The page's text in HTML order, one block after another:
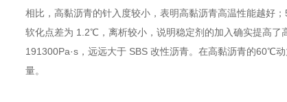
相比，高黏沥青的针入度较小，表明高黏沥青高温性能越好
软化点差为 1.2℃，离析较小，说明稳定剂的加入确实提高
191300Pa·s，远远大于 SBS 改性沥青。在高黏沥青的60℃
量。